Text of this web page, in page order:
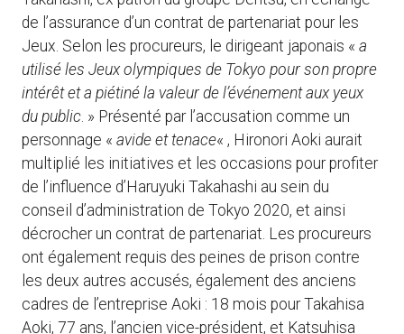
de l’assurance d’un contrat de partenariat pour les
Jeux. Selon les procureurs, le dirigeant japonais « a
utilisé les Jeux olympiques de Tokyo pour son propre
intérêt et a piétiné la valeur de l’événement aux yeux
du public. » Présenté par l’accusation comme un
personnage « avide et tenace« , Hironori Aoki aurait
multiplié les initiatives et les occasions pour profiter
de l’influence d’Haruyuki Takahashi au sein du
conseil d’administration de Tokyo 2020, et ainsi
décrocher un contrat de partenariat. Les procureurs
ont également requis des peines de prison contre
les deux autres accusés, également des anciens
cadres de l’entreprise Aoki : 18 mois pour Takahisa
Aoki, 77 ans, l’ancien vice-président, et Katsuhisa